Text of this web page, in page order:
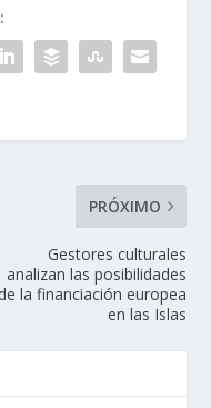
PRÓXIMO
Gestores culturales
analizan las posibilidades
de la financiación europea
en las Islas